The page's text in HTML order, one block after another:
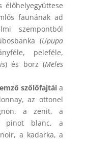
élőhelyegyüttese
faunának ad
szempontból
(Upupa
peleféle,
) és borz (Meles
szőlőfajtái a
az ottonel
a zenit, a
pinot blanc, a
a kadarka, a